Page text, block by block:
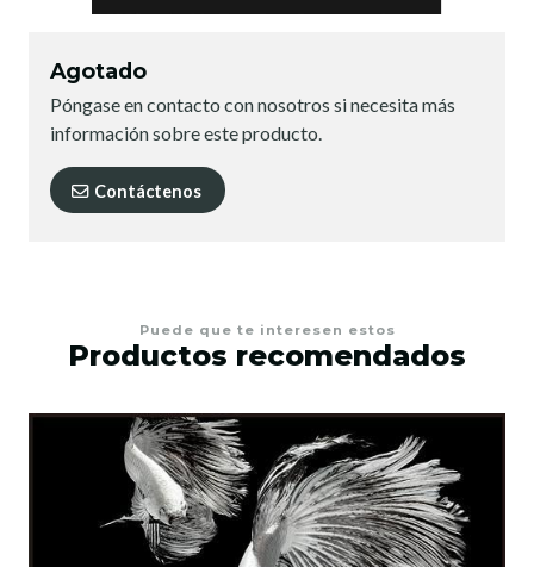
Agotado
Póngase en contacto con nosotros si necesita más
información sobre este producto.
Contáctenos
Puede que te interesen estos
Productos recomendados